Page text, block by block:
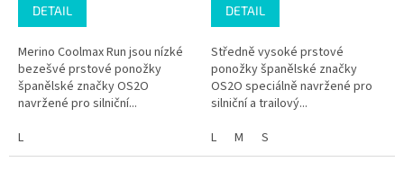
DETAIL
Merino Coolmax Run jsou nízké
bezešvé prstové ponožky
španělské značky OS2O
navržené pro silniční...
L
DETAIL
Středně vysoké prstové
ponožky španělské značky
OS2O speciálně navržené pro
silniční a trailový...
L
M S